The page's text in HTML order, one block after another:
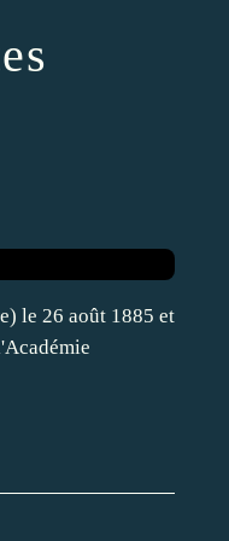
le 26 août 1885 et